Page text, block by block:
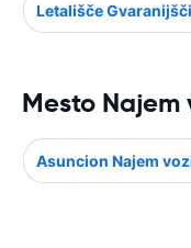
Letališče
Mesto Najem
Asuncion Najem